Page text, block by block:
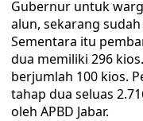
Gubernur untuk
alun, sekarang
Sementara itu
dua memiliki 296
berjumlah 100 kios.
tahap dua seluas
oleh APBD Jabar.